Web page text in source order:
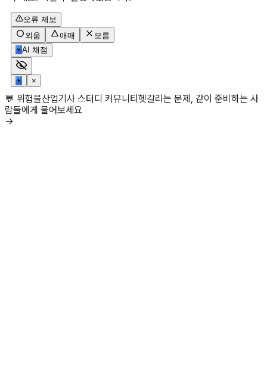
오류 제보
외움
애매
모름
✳AI 채점
✳ ×
💬 위험물산업기사 스터디 커뮤니티헷갈리는 문제, 같이 준비하는 사
람들에게 물어보세요
→